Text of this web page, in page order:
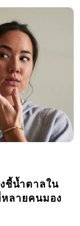
ชี้น้ำตาลใน
ลายคนมอง